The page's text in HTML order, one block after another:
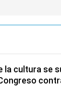
la cultura se